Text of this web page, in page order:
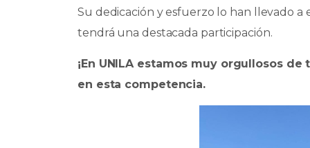
o
k
p
r
Su dedicación y esfuerzo lo han llevado
tendrá una destacada participación.
¡En UNILA estamos muy orgullosos
en esta competencia.